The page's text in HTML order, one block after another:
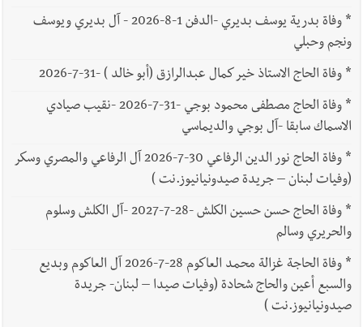
*
وفاة بدرية يوسف بديري -الدفن 1-8-2026 - آل بديري ويوسف
ونجم وحبلي
*وفاة الحاج الاستاذ خير كمال عبدالرازق (أبو خالد ) -31-7-2026
*
وفاة الحاج مصطفى محمود بوجي -31-7-2026 -نقيب صيادي
الاسماك سابقا -آل بوجي والديماسي
*
وفاة الحاج نور الدين الرفاعي 30-7-2026 آل الرفاعي والمصري وسكر
(وفيات لبنان – جريدة صيدونيانيوز.نت )
*
وفاة الحاج حسن حسين الكلش -28-7-2027 -آل الكلش وسلوم
والحريري وسالم
*
وفاة الحاجة غزالة محمد العاكوم 28-7-2026 آل العاكوم وبديع
والسبع أعين والحاج شحادة (وفيات صيدا – لبنان- جريدة
صيدونيانيوز.نت )